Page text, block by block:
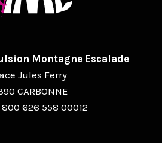
Montagne Escalade
Jules Ferry
CARBONNE
800 626 558 00012